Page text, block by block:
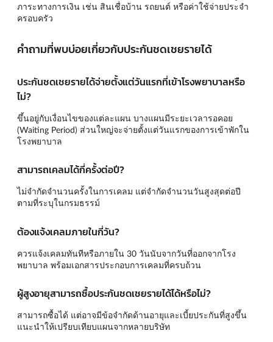
ภาระทางการเงิน เช่น สินเชื่อบ้าน รถยนต์ หรือค่าใช้จ่ายประจำ
ครอบครัว
คำถามที่พบบ่อยเกี่ยวกับประกันชดเชยรายได้
ประกันชดเชยรายได้จ่ายตั้งแต่วันแรกที่เข้าโรงพยาบาลหรือ
ไม่?
ขึ้นอยู่กับเงื่อนไขของแต่ละแผน บางแผนมีระยะเวลารอคอย
(Waiting Period) ส่วนใหญ่จะจ่ายตั้งแต่วันแรกของการเข้าพักใน
โรงพยาบาล
สามารถเคลมได้กี่ครั้งต่อปี?
ไม่จำกัดจำนวนครั้งในการเคลม แต่จำกัดจำนวนวันสูงสุดต่อปี
ตามที่ระบุในกรมธรรม์
ต้องแจ้งเคลมภายในกี่วัน?
ควรแจ้งเคลมทันทีหรือภายใน 30 วันนับจากวันที่ออกจากโรง
พยาบาล พร้อมเอกสารประกอบการเคลมที่ครบถ้วน
ผู้สูงอายุสามารถซื้อประกันชดเชยรายได้ได้หรือไม่?
สามารถซื้อได้ แต่อาจมีข้อจำกัดด้านอายุและเบี้ยประกันที่สูงขึ้น
แนะนำให้เปรียบเทียบแผนจากหลายบริษัท